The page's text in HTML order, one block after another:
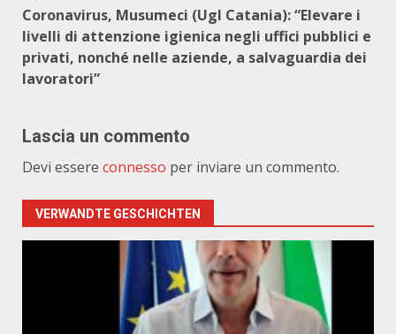
Coronavirus, Musumeci (Ugl Catania): “Elevare i
livelli di attenzione igienica negli uffici pubblici e
privati, nonché nelle aziende, a salvaguardia dei
lavoratori”
Lascia un commento
Devi essere connesso per inviare un commento.
VERWANDTE GESCHICHTEN